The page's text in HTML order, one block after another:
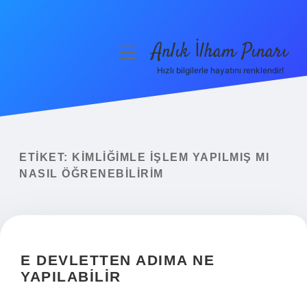
Yasal Uyarı
menüyüAnlık İlham Pınarı
Hızlı bilgilerle hayatını renklendir!
ETIKET:
KIMLIĞIMLE IŞLEM YAPILMIŞ MI
NASIL ÖĞRENEBILIRIM
E DEVLETTEN ADIMA NE
YAPILABILIR